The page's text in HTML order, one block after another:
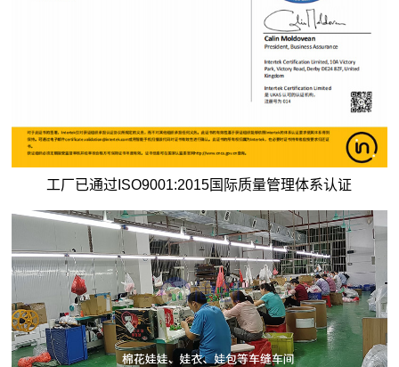
工厂已通过ISO9001:2015国际质量管理体系认证